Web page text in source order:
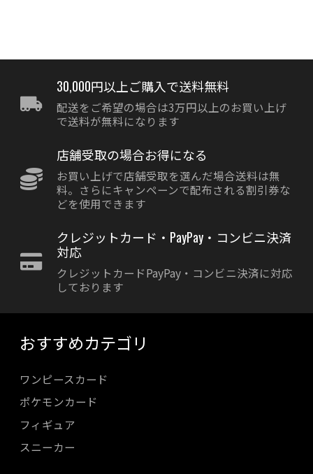
30,000円以上ご購入で送料無料
配送をご希望の場合は3万円以上のお買い上げ
で送料が無料になります
店舗受取の場合お得になる
お買い上げで店舗受取を選んだ場合送料は無
料。さらにキャンペーンで配布される割引券な
どを使用できます
クレジットカード・PayPay・コンビニ決済
対応
クレジットカードPayPay・コンビニ決済に対応
しております
おすすめカテゴリ
ワンピースカード
ポケモンカード
フィギュア
スニーカー